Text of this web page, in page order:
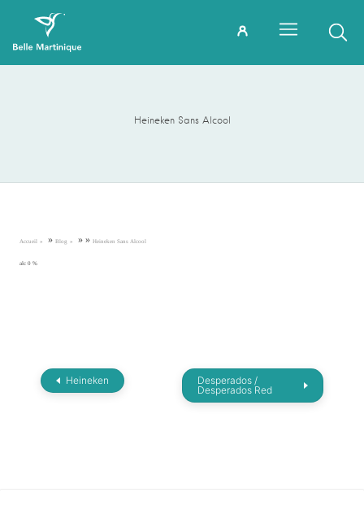
Heineken Sans Alcool
Accueil » Blog » » Heineken Sans Alcool
alc 0 %
Heineken
Desperados /
Desperados Red